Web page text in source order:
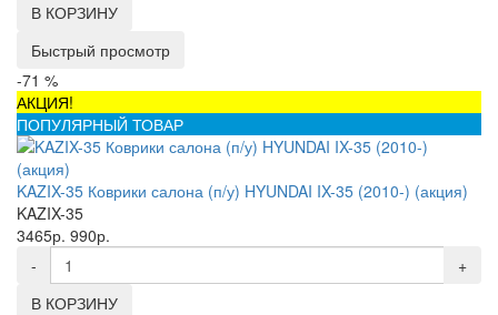
В КОРЗИНУ
Быстрый просмотр
-71 %
АКЦИЯ!
ПОПУЛЯРНЫЙ ТОВАР
KAZIX-35 Коврики салона (п/у) HYUNDAI IX-35 (2010-) (акция)
KAZIX-35
3465р. 990р.
-
+
В КОРЗИНУ